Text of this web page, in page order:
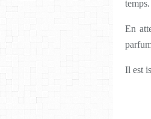
temps.
En
Il est